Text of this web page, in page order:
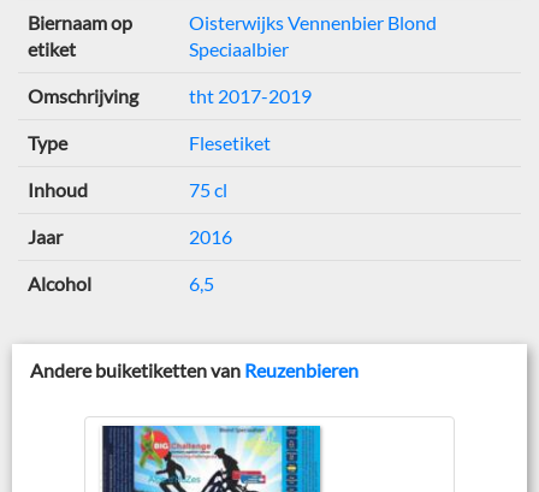
Biernaam op
etiket
Oisterwijks Vennenbier Blond
Speciaalbier
Omschrijving tht 2017-2019
Type Flesetiket
Inhoud 75 cl
Jaar 2016
Alcohol 6,5
Andere buiketiketten van Reuzenbieren